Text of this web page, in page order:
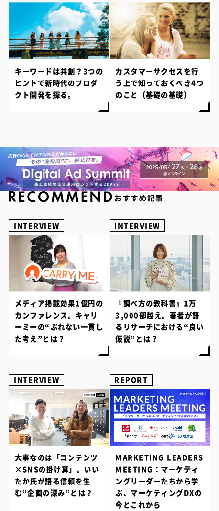
キーワードは共創？3つの
ヒントで新時代のプロダ
クト開発を探る。
カスタマーサクセスを行
う上で知っておくべき4つ
のこと（基礎の基礎）
INTERVIEW
メディア掲載効果1億円の
カンファレンス。キャリ
ーミーの“ぶれない一貫し
た考え”とは？
INTERVIEW
『調べ方の教科書』1万
3,000部越え。著者が語
るリサーチにおける“良い
仮説”とは？
INTERVIEW
大事なのは「コンテンツ
×SNSの掛け算」。いい
たか氏が語る信頼を生
む“企画の深み”とは？
REPORT
MARKETING LEADERS
MEETING：マーケティ
ングリーダーたちから学
ぶ、マーケティングDXの
今とこれから